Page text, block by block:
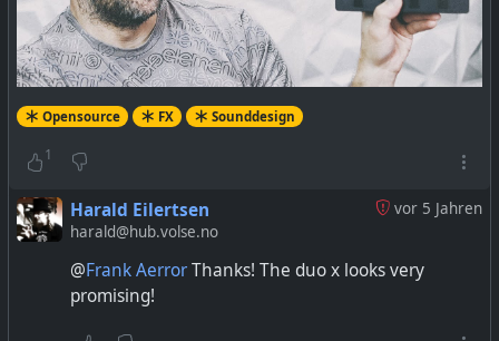
Opensource FX Sounddesign
1
vor 5 Jahren
Harald Eilertsen
harald@hub.volse.no
@Frank AerrorThanks! The duo x looks very
promising!